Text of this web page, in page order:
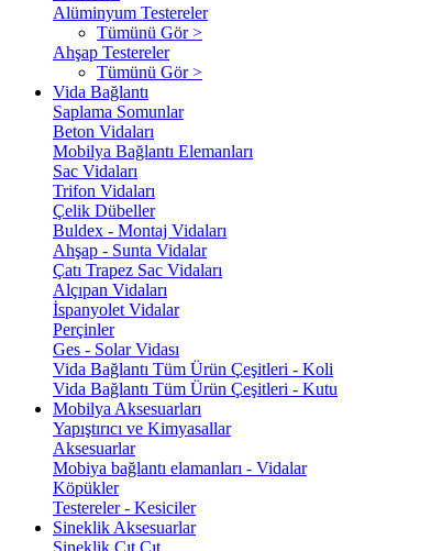
Alüminyum Testereler
Tümünü Gör >
Ahşap Testereler
Tümünü Gör >
Vida Bağlantı
Saplama Somunlar
Beton Vidaları
Mobilya Bağlantı Elemanları
Sac Vidaları
Trifon Vidaları
Çelik Dübeller
Buldex - Montaj Vidaları
Ahşap - Sunta Vidalar
Çatı Trapez Sac Vidaları
Alçıpan Vidaları
İspanyolet Vidalar
Perçinler
Ges - Solar Vidası
Vida Bağlantı Tüm Ürün Çeşitleri - Koli
Vida Bağlantı Tüm Ürün Çeşitleri - Kutu
Mobilya Aksesuarları
Yapıştırıcı ve Kimyasallar
Aksesuarlar
Mobiya bağlantı elamanları - Vidalar
Köpükler
Testereler - Kesiciler
Sineklik Aksesuarlar
Sineklik Çıt Çıt